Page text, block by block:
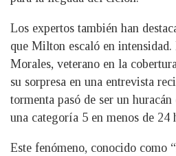
Los expertos también han
que Milton escaló en
Morales, veterano en la
su sorpresa en una entrevista
tormenta pasó de ser un
una categoría 5 en menos de 24
Este fenómeno, conocido como